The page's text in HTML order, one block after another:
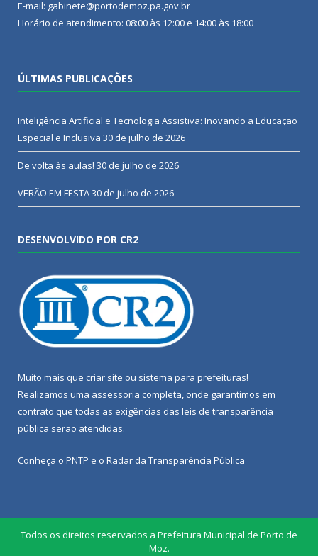
E-mail: gabinete@portodemoz.pa.gov.br
Horário de atendimento: 08:00 às 12:00 e 14:00 às 18:00
ÚLTIMAS PUBLICAÇÕES
Inteligência Artificial e Tecnologia Assistiva: Inovando a Educação
Especial e Inclusiva 30 de julho de 2026
De volta às aulas! 30 de julho de 2026
VERÃO EM FESTA30 de julho de 2026
DESENVOLVIDO POR CR2
Muito mais que criar site ou sistema para prefeituras!
Realizamos uma assessoria completa, onde garantimos em
contrato que todas as exigências das leis de transparência
pública serão atendidas.
Conheça o PNTP e o Radar da Transparência Pública
Todos os direitos reservados a Prefeitura Municipal de Porto de
Moz.